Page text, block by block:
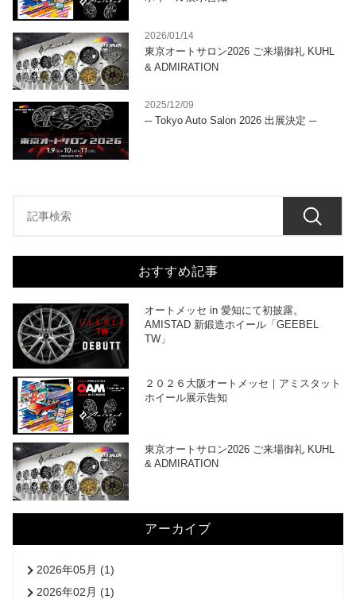
2026/01/14
東京オートサロン2026 ご来場御礼 KUHL
& ADMIRATION
2025/12/09
─ Tokyo Auto Salon 2026 出展決定 ─
おすすめ記事
オートメッセ in 愛知にて初披露。
AMISTAD 新鍛造ホイール「GEEBEL
TW」
２０２６大阪オートメッセ｜アミスタット
ホイール展示告知
東京オートサロン2026 ご来場御礼 KUHL
& ADMIRATION
アーカイブ
2026年05月 (1)
2026年02月 (1)